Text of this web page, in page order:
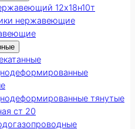
12х18н10т
нержавеющие
тянутые
ст 20